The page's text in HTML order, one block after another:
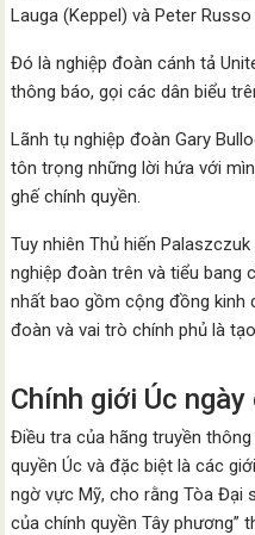
Lauga (Keppel) và Peter Russo
Đó là nghiệp đoàn cánh tả
thông báo, gọi các dân biểu
Lãnh tụ nghiệp đoàn Gary
tôn trọng những lời hứa với
ghế chính quyền.
Tuy nhiên Thủ hiến
nghiệp đoàn trên và tiểu bang
nhất bao gồm cộng đồng kinh
đoàn và vai trò chính phủ là
Chính giới Úc
Điều tra của hãng truyền
quyền Úc và đặc biệt là các
ngờ vực Mỹ, cho rằng Tòa Đại
của chính quyền Tây phương”